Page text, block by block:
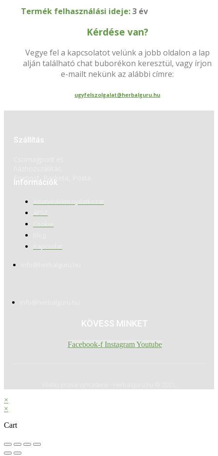
Termék felhasználási ideje:3 év
Kérdése van?
Vegye fel a kapcsolatot velünk a jobb oldalon a lap
alján található chat buborékon keresztül, vagy írjon
e-mailt nekünk az alábbi címre:
ugyfelszolgalat@herbalguru.hu
Szállítás
Foxpost, Packeta, Posta.
Információk
KÖVESS MINKET
Facebook-f InstagramYoutube
×
×
Cart